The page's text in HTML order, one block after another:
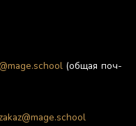
и ра­зума. Ма­гом мо­
и ра­зум.